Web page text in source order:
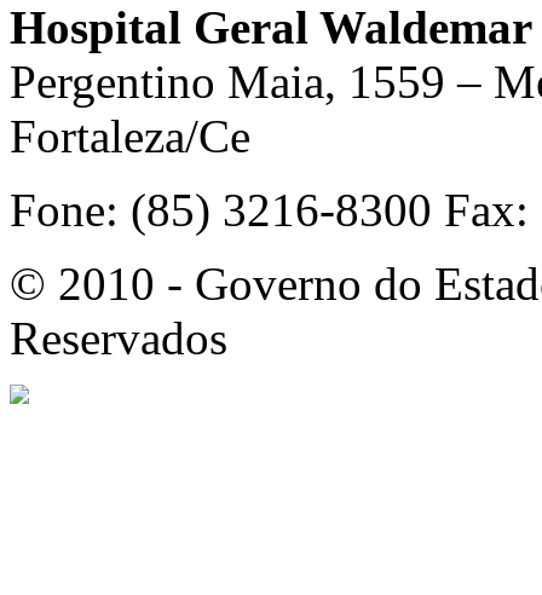
Hospital Geral
Pergentino Maia, 1559 –
Fortaleza/Ce
Fone: (85) 3216-8300
© 2010 - Governo do
Reservados